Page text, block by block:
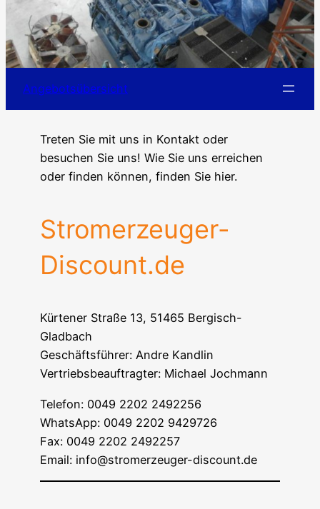
Angebotsübersicht
Treten Sie mit uns in Kontakt oder
besuchen Sie uns! Wie Sie uns erreichen
oder finden können, finden Sie hier.
Stromerzeuger-
Discount.de
Kürtener Straße 13, 51465 Bergisch-
Gladbach
Geschäftsführer: Andre Kandlin
Vertriebsbeauftragter: Michael Jochmann
Telefon: 0049 2202 2492256
WhatsApp: 0049 2202 9429726
Fax: 0049 2202 2492257
Email: info@stromerzeuger-discount.de